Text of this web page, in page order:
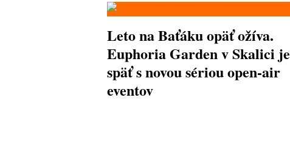
Leto na Baťáku opäť ožíva.
Euphoria Garden v Skalici je
späť s novou sériou open-air
eventov